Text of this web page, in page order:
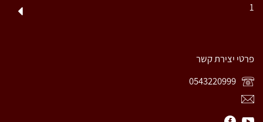
1
פרטי יצירת קשר